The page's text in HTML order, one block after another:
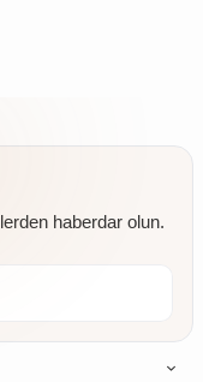
haberdar olun.